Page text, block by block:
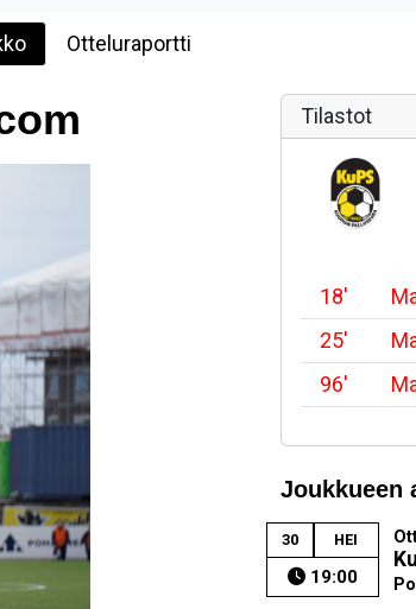
Otteluraportti
Tilastot
18'
25'
96'
Joukkueen
30 HEI
19:00